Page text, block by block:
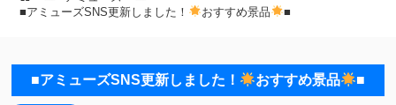
■アミューズSNS更新しました！
おすすめ景品 ■
■アミューズSNS更新しました！ おすすめ景品 ■